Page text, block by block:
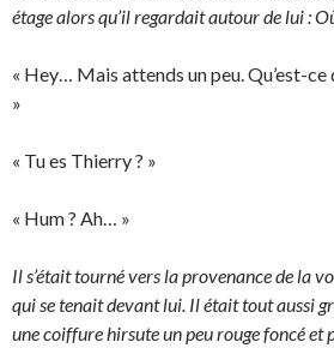
étage alors qu’il regardait autour de lui :
« Hey… Mais attends un peu. Qu’est-ce
»
« Tu es Thierry ? »
« Hum ? Ah… »
Il s’était tourné vers la provenance de la
qui se tenait devant lui. Il était tout aussi
une coiffure hirsute un peu rouge foncé et